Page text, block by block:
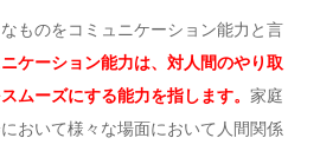
ものをコミュニケーション能力と言
ケーション能力は、対人間のやり取
ムーズにする能力を指します。 家庭
おいて様々な場面において人間関係